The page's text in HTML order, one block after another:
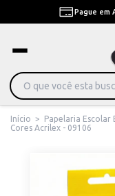
Pague em
Início > Papelaria Escolar
Cores Acrilex - 09106